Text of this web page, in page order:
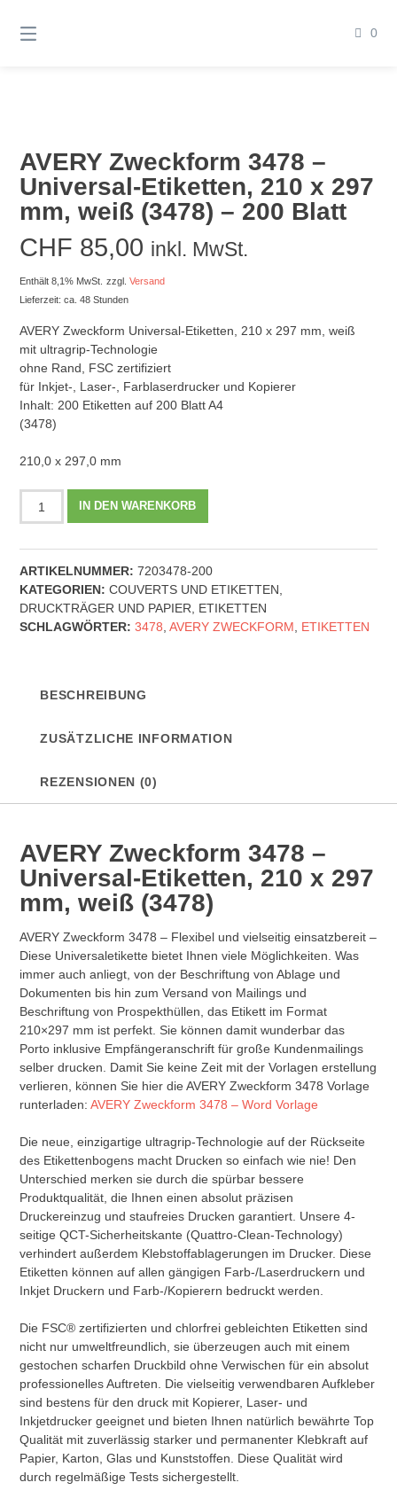
zum
0
AVERY Zweckform 3478 –
Universal-Etiketten, 210 x 297
mm, weiß (3478) – 200 Blatt
CHF 85,00 inkl. MwSt.
Enthält 8,1% MwSt. zzgl.Versand
Lieferzeit: ca. 48 Stunden
AVERY Zweckform Universal-Etiketten, 210 x 297 mm, weiß
mit ultragrip-Technologie
ohne Rand, FSC zertifiziert
für Inkjet-, Laser-, Farblaserdrucker und Kopierer
Inhalt: 200 Etiketten auf 200 Blatt A4
(3478)
210,0 x 297,0 mm
Zweckform
-
Universal-
Etiketten,
210
x
(3478)
200
Menge
IN DEN WARENKORB
ARTIKELNUMMER: 7203478-200
KATEGORIEN: COUVERTS UND ETIKETTEN
DRUCKTRÄGER UND PAPIER
ETIKETTEN
SCHLAGWÖRTER: 3478 ,AVERY ZWECKFORM ETIKETTEN
BESCHREIBUNG
ZUSÄTZLICHE INFORMATION
REZENSIONEN (0)
AVERY Zweckform 3478 –
Universal-Etiketten, 210 x 297
mm, weiß (3478)
AVERY Zweckform 3478 – Flexibel und vielseitig einsatzbereit –
Diese Universaletikette bietet Ihnen viele Möglichkeiten. Was
immer auch anliegt, von der Beschriftung von Ablage und
Dokumenten bis hin zum Versand von Mailings und
Beschriftung von Prospekthüllen, das Etikett im Format
210×297 mm ist perfekt. Sie können damit wunderbar das
Porto inklusive Empfängeranschrift für große Kundenmailings
selber drucken. Damit Sie keine Zeit mit der Vorlagen erstellung
verlieren, können Sie hier die AVERY Zweckform 3478 Vorlage
runterladen:AVERY Zweckform 3478 – Word Vorlage
Die neue, einzigartige ultragrip-Technologie auf der Rückseite
des Etikettenbogens macht Drucken so einfach wie nie! Den
Unterschied merken sie durch die spürbar bessere
Produktqualität, die Ihnen einen absolut präzisen
Druckereinzug und staufreies Drucken garantiert. Unsere 4-
seitige QCT-Sicherheitskante (Quattro-Clean-Technology)
verhindert außerdem Klebstoffablagerungen im Drucker. Diese
Etiketten können auf allen gängigen Farb-/Laserdruckern und
Inkjet Druckern und Farb-/Kopierern bedruckt werden.
Die FSC® zertifizierten und chlorfrei gebleichten Etiketten sind
nicht nur umweltfreundlich, sie überzeugen auch mit einem
gestochen scharfen Druckbild ohne Verwischen für ein absolut
professionelles Auftreten. Die vielseitig verwendbaren Aufkleber
sind bestens für den druck mit Kopierer, Laser- und
Inkjetdrucker geeignet und bieten Ihnen natürlich bewährte Top
Qualität mit zuverlässig starker und permanenter Klebkraft auf
Papier, Karton, Glas und Kunststoffen. Diese Qualität wird
durch regelmäßige Tests sichergestellt.